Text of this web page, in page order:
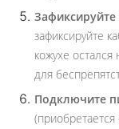
Зафиксируйте
зафиксируйте
кожухе
для
Подключите